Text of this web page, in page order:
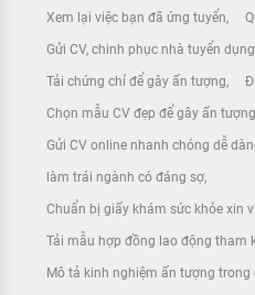
Xem lại việc bạn đã ứng tuyển
Gửi CV, chinh phục nhà tuyển dụng
Tải chứng chỉ để gây ấn tượng
Chọn mẫu CV đẹp để gây ấn tượng
Gửi CV online nhanh chóng dễ
làm trái ngành có đáng sợ
Chuẩn bị giấy khám sức khỏe xin
Tải mẫu hợp đồng lao động tham
Mô tả kinh nghiệm ấn tượng trong